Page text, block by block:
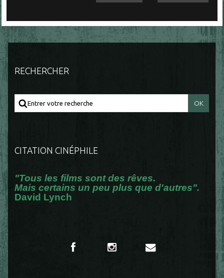
RECHERCHER
CITATION CINÉPHILE
"Tous les films sont des rêves.
Mais certains un peu plus que d'autres".
David Lynch